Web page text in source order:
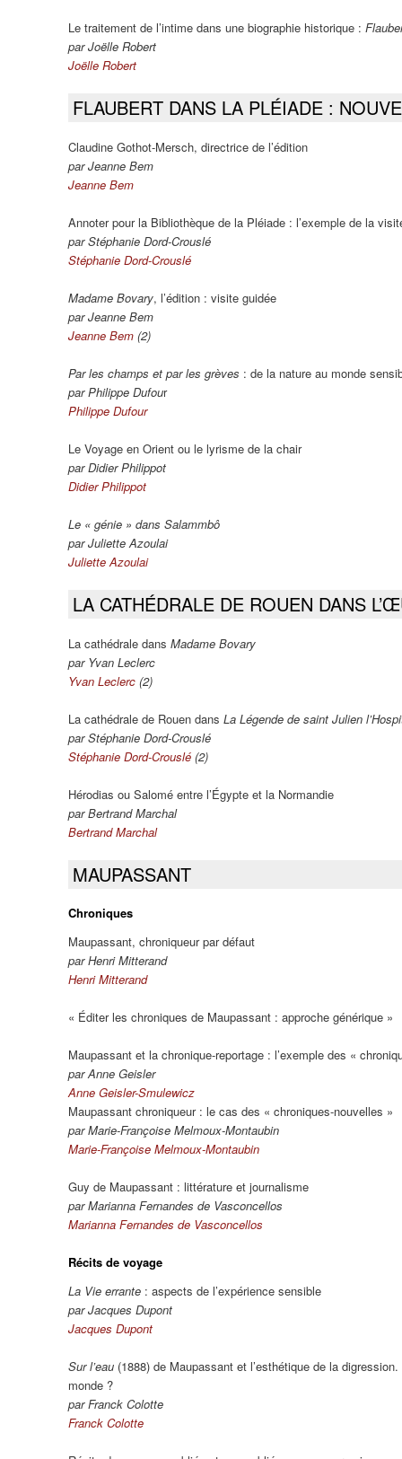
Le traitement de l’intime dans une biographie historique :
par Joëlle Robert
Joëlle Robert
FLAUBERT DANS LA PLÉIADE :
Claudine Gothot-Mersch, directrice de l’édition
par Jeanne Bem
Jeanne Bem
Annoter pour la Bibliothèque de la Pléiade : l’exemple de la
par Stéphanie Dord-Crouslé
Stéphanie Dord-Crouslé
Madame Bovary, l’édition : visite guidée
par Jeanne Bem
Jeanne Bem (2)
Par les champs et par les grèves : de la nature au monde
par Philippe Dufour
Philippe Dufour
Le Voyage en Orient ou le lyrisme de la chair
par Didier Philippot
Didier Philippot
Le « génie » dans Salammbô
par Juliette Azoulai
Juliette Azoulai
LA CATHÉDRALE DE ROUEN DANS
La cathédrale dans Madame Bovary
par Yvan Leclerc
Yvan Leclerc (2)
La cathédrale de Rouen dans La Légende de saint Julien
par Stéphanie Dord-Crouslé
Stéphanie Dord-Crouslé (2)
Hérodias ou Salomé entre l’Égypte et la Normandie
par Bertrand Marchal
Bertrand Marchal
MAUPASSANT
Chroniques
Maupassant, chroniqueur par défaut
par Henri Mitterand
Henri Mitterand
« Éditer les chroniques de Maupassant : approche générique »
Maupassant et la chronique-reportage : l’exemple des «
par Anne Geisler
Anne Geisler-Smulewicz
Maupassant chroniqueur : le cas des « chroniques-nouvelles »
par Marie-Françoise Melmoux-Montaubin
Marie-Françoise Melmoux-Montaubin
Guy de Maupassant : littérature et journalisme
par Marianna Fernandes de Vasconcellos
Marianna Fernandes de Vasconcellos
Récits de voyage
La Vie errante : aspects de l’expérience sensible
par Jacques Dupont
Jacques Dupont
Sur l’eau (1888) de Maupassant et l’esthétique de la
monde ?
par Franck Colotte
Franck Colotte